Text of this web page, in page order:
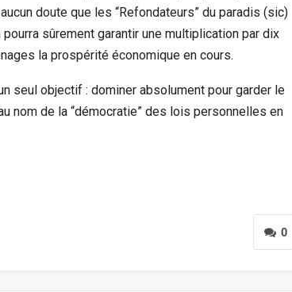
doute que les “Refondateurs” du paradis (sic)
sûrement garantir une multiplication par dix
la prospérité économique en cours.
seul objectif : dominer absolument pour garder le
nom de la “démocratie” des lois personnelles en
0